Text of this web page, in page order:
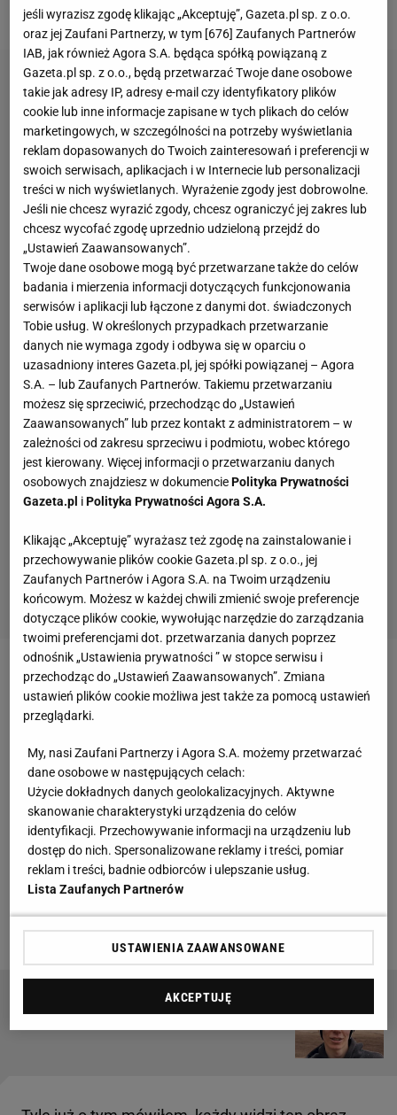
6. miejsce z zaledwie 2 punktami.
Zobacz wideoSport.pl PLUS
Jedyne zwycięstwo zielonogórzanie odnieśli ze
zdecydowanie najsłabszą ekipąligi, Włókniarzem
Częstochowa. 1 maja wygrali na swoim torze 56:34,
co jednak trudno uznać za sukces. Częstochowianie
bowiem są głównym kandydatem do spadku. Czy
są na bardzo niskim poziomie.
Świetne wieści ws. Budniaka po wypadku.
jeśli wyrazisz zgodę klikając „Akceptuję”, Gazeta.pl sp. z o.o.
oraz jej Zaufani Partnerzy, w tym [676] Zaufanych Partnerów
IAB, jak również Agora S.A. będąca spółką powiązaną z
Gazeta.pl sp. z o.o., będą przetwarzać Twoje dane osobowe
takie jak adresy IP, adresy e-mail czy identyfikatory plików
cookie lub inne informacje zapisane w tych plikach do celów
marketingowych, w szczególności na potrzeby wyświetlania
reklam dopasowanych do Twoich zainteresowań i preferencji w
swoich serwisach, aplikacjach i w Internecie lub personalizacji
treści w nich wyświetlanych. Wyrażenie zgody jest dobrowolne.
Jeśli nie chcesz wyrazić zgody, chcesz ograniczyć jej zakres lub
chcesz wycofać zgodę uprzednio udzieloną przejdź do
„Ustawień Zaawansowanych”.
Twoje dane osobowe mogą być przetwarzane także do celów
badania i mierzenia informacji dotyczących funkcjonowania
serwisów i aplikacji lub łączone z danymi dot. świadczonych
Tobie usług. W określonych przypadkach przetwarzanie
danych nie wymaga zgody i odbywa się w oparciu o
uzasadniony interes Gazeta.pl, jej spółki powiązanej – Agora
S.A. – lub Zaufanych Partnerów. Takiemu przetwarzaniu
możesz się sprzeciwić, przechodząc do „Ustawień
Zaawansowanych” lub przez kontakt z administratorem – w
zależności od zakresu sprzeciwu i podmiotu, wobec którego
jest kierowany. Więcej informacji o przetwarzaniu danych
osobowych znajdziesz w dokumenciePolityka Prywatności
Gazeta.pl iPolityka Prywatności Agora S.A.
Klikając „Akceptuję” wyrażasz też zgodę na zainstalowanie i
przechowywanie plików cookie Gazeta.pl sp. z o.o., jej
Zaufanych Partnerów i Agora S.A. na Twoim urządzeniu
końcowym. Możesz w każdej chwili zmienić swoje preferencje
dotyczące plików cookie, wywołując narzędzie do zarządzania
twoimi preferencjami dot. przetwarzania danych poprzez
odnośnik „Ustawienia prywatności ” w stopce serwisu i
przechodząc do „Ustawień Zaawansowanych”. Zmiana
ustawień plików cookie możliwa jest także za pomocą ustawień
przeglądarki.
My, nasi Zaufani Partnerzy i Agora S.A. możemy przetwarzać
dane osobowe w następujących celach:
Użycie dokładnych danych geolokalizacyjnych. Aktywne
skanowanie charakterystyki urządzenia do celów
identyfikacji. Przechowywanie informacji na urządzeniu lub
dostęp do nich. Spersonalizowane reklamy i treści, pomiar
reklam i treści, badnie odbiorców i ulepszanie usług.
Lista Zaufanych Partnerów
USTAWIENIA ZAAWANSOWANE
AKCEPTUJĘ